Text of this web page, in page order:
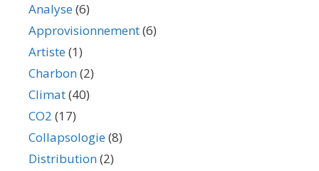
Analyse(6)
Approvisionnement(6)
Artiste(1)
Charbon(2)
Climat(40)
CO2 (17)
Collapsologie(8)
Distribution(2)